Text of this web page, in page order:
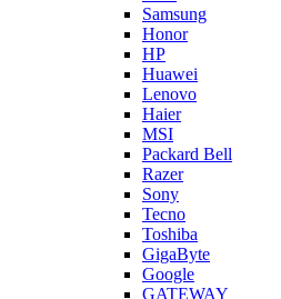
Samsung
Honor
HP
Huawei
Lenovo
Haier
MSI
Packard Bell
Razer
Sony
Tecno
Toshiba
GigaByte
Google
GATEWAY